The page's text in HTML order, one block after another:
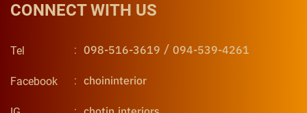
CONNECT WITH US
Tel : 098-516-3619 / 094-539-4261
Facebook : choininterior